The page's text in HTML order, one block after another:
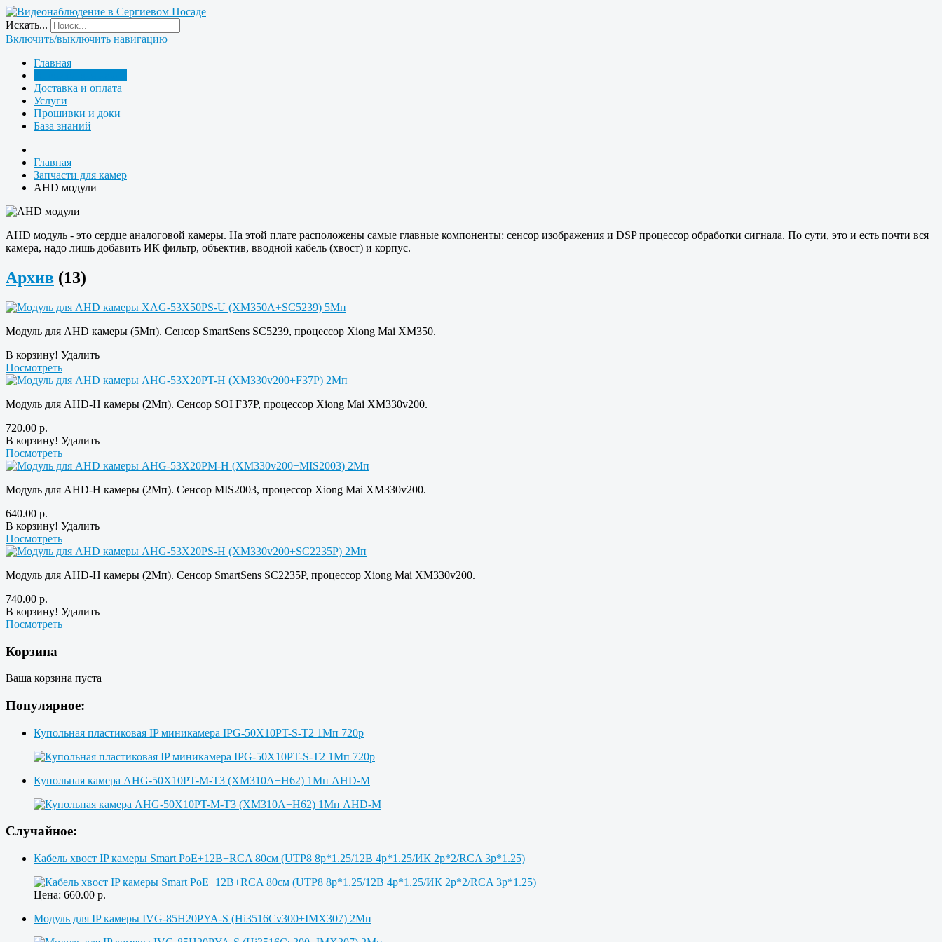
Искать...
Включить/выключить навигацию
Главная
Доставка и оплата
Услуги
Прошивки и доки
База знаний
Главная
Запчасти для камер
AHD модули
AHD модуль - это сердце аналоговой камеры. На этой плате расположены самые главные компоненты: сенсор изображения и DSP процессор обработки сигнала. По сути, это и есть почти вся
камера, надо лишь добавить ИК фильтр, объектив, вводной кабель (хвост) и корпус.
Архив (13)
Модуль для AHD камеры (5Мп). Сенсор SmartSens SC5239, процессор Xiong Mai XM350.
В корзину! Удалить
Посмотреть
Модуль для AHD-H камеры (2Мп). Сенсор SOI F37P, процессор Xiong Mai XM330v200.
720.00 р.
В корзину! Удалить
Посмотреть
Модуль для AHD-H камеры (2Мп). Сенсор MIS2003, процессор Xiong Mai XM330v200.
640.00 р.
В корзину! Удалить
Посмотреть
Модуль для AHD-H камеры (2Мп). Сенсор SmartSens SC2235P, процессор Xiong Mai XM330v200.
740.00 р.
В корзину! Удалить
Посмотреть
Корзина
Ваша корзина пуста
Популярное:
Купольная пластиковая IP миникамера IPG-50X10PT-S-T2 1Мп 720p
Купольная камера AHG-50X10PT-M-T3 (XM310A+H62) 1Мп AHD-M
Случайное:
Кабель хвост IP камеры Smart PoE+12В+RCA 80см (UTP8 8p*1.25/12В 4p*1.25/ИК 2p*2/RCA 3p*1.25)
Цена: 660.00 р.
Модуль для IP камеры IVG-85H20PYA-S (Hi3516Cv300+IMX307) 2Мп